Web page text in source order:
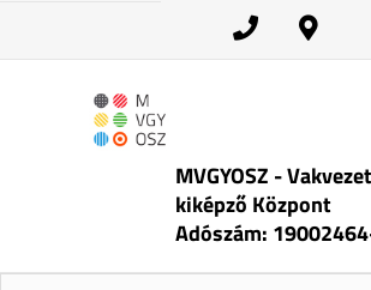
MVGYOSZ -
kiképző Központ
Adószám: